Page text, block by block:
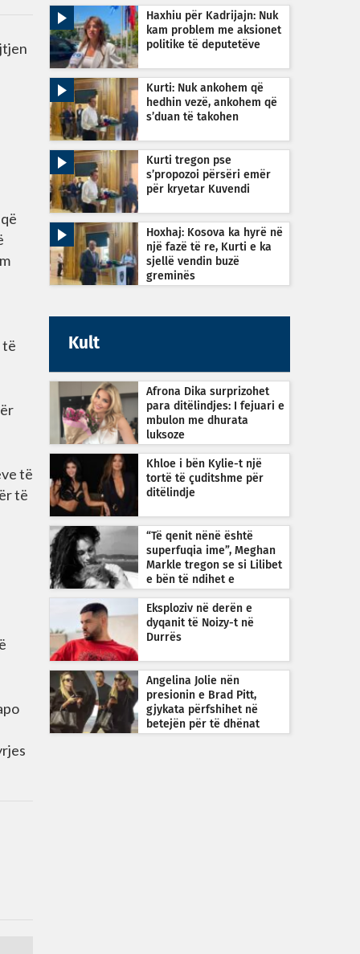
të
të
të
Haxhiu për Kadrijajn: Nuk
kam problem me aksionet
politike të deputetëve
Kurti: Nuk ankohem që
hedhin vezë, ankohem që
s’duan të takohen
Kurti tregon pse
s’propozoi përsëri emër
për kryetar Kuvendi
Hoxhaj: Kosova ka hyrë në
një fazë të re, Kurti e ka
sjellë vendin buzë
greminës
Kult
Afrona Dika surprizohet
para ditëlindjes: I fejuari e
mbulon me dhurata
luksoze
Khloe i bën Kylie-t një
tortë të çuditshme për
ditëlindje
“Të qenit nënë është
superfuqia ime”, Meghan
Markle tregon se si Lilibet
e bën të ndihet e
Eksploziv në derën e
dyqanit të Noizy-t në
Durrës
Angelina Jolie nën
presionin e Brad Pitt,
gjykata përfshihet në
betejën për të dhënat